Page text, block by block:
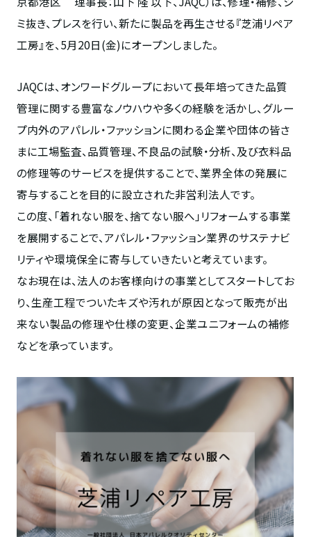
ミ抜き、プレスを行い、新たに製品を再生させる『芝浦リペア
工房』を、5月20日(金)にオープンしました。
JAQCは、オンワードグループにおいて長年培ってきた品質
管理に関する豊富なノウハウや多くの経験を活かし、グルー
プ内外のアパレル・ファッションに関わる企業や団体の皆さ
まに工場監査、品質管理、不良品の試験・分析、及び衣料品
の修理等のサービスを提供することで、業界全体の発展に
寄与することを目的に設立された非営利法人です。
この度、「着れない服を、捨てない服へ」リフォームする事業
を展開することで、アパレル・ファッション業界のサステナビ
リティや環境保全に寄与していきたいと考えています。
なお現在は、法人のお客様向けの事業としてスタートしてお
り、生産工程でついたキズや汚れが原因となって販売が出
来ない製品の修理や仕様の変更、企業ユニフォームの補修
などを承っています。